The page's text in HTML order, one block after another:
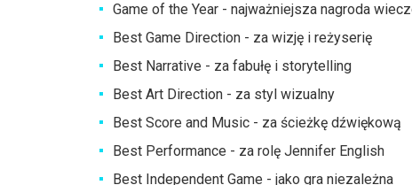
Game of the Year - najważniejsza nagroda
Best Game Direction - za wizję i reżyserię
Best Narrative - za fabułę i storytelling
Best Art Direction - za styl wizualny
Best Score and Music - za ścieżkę dźwiękową
Best Performance - za rolę Jennifer English
Best Independent Game - jako gra niezależna